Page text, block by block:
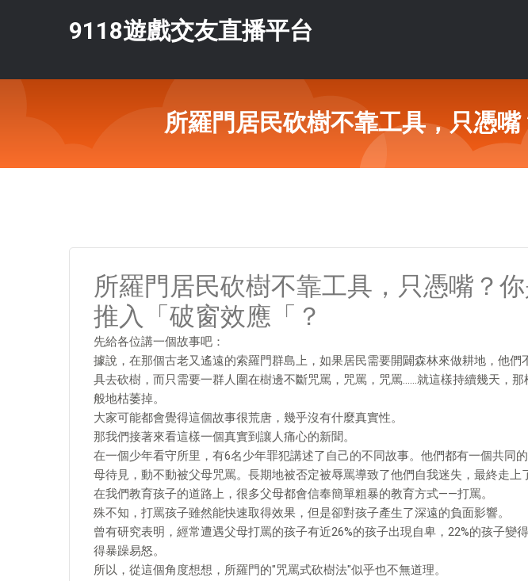
9118遊戲交友直播平台
所羅門居民砍樹不靠工具，只憑
所羅門居民砍樹不靠工具，只憑嘴？
推入「破窗效應「？
先給各位講一個故事吧：
據說，在那個古老又遙遠的索羅門群島上，如果居民需要開闢森林來做耕地，他們
具去砍樹，而只需要一群人圍在樹邊不斷咒罵，咒罵，咒罵……就這樣持續幾天，
般地枯萎掉。
大家可能都會覺得這個故事很荒唐，幾乎沒有什麼真實性。
那我們接著來看這樣一個真實到讓人痛心的新聞。
在一個少年看守所里，有6名少年罪犯講述了自己的不同故事。他們都有一個共同
母待見，動不動被父母咒罵。長期地被否定被辱罵導致了他們自我迷失，最終走上
在我們教育孩子的道路上，很多父母都會信奉簡單粗暴的教育方式——打罵。
殊不知，打罵孩子雖然能快速取得效果，但是卻對孩子產生了深遠的負面影響。
曾有研究表明，經常遭遇父母打罵的孩子有近26%的孩子出現自卑，22%的孩子變
得暴躁易怒。
所以，從這個角度想想，所羅門的"咒罵式砍樹法"似乎也不無道理。